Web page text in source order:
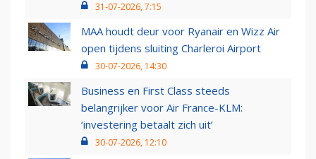
31-07-2026, 7:15
MAA houdt deur voor Ryanair en Wizz Air
open tijdens sluiting Charleroi Airport
30-07-2026, 14:30
Business en First Class steeds
belangrijker voor Air France-KLM:
‘investering betaalt zich uit’
30-07-2026, 12:10